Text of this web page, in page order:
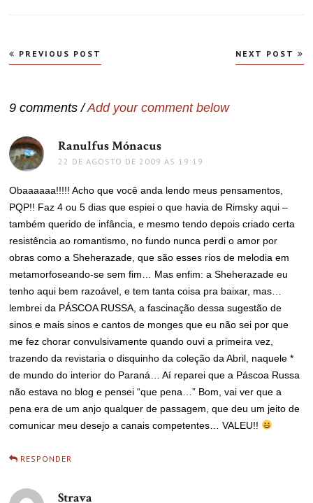
Navegação
de
PREVIOUS POST NEXT POST
9 comments /Add your comment below
Ranulfus Mónacus
22 DE AGOSTO DE 2009 ÀS 19:19
Obaaaaaa!!!!! Acho que você anda lendo meus pensamentos,
PQP!! Faz 4 ou 5 dias que espiei o que havia de Rimsky aqui –
também querido de infância, e mesmo tendo depois criado certa
resistência ao romantismo, no fundo nunca perdi o amor por
obras como a Sheherazade, que são esses rios de melodia em
metamorfoseando-se sem fim… Mas enfim: a Sheherazade eu
tenho aqui bem razoável, e tem tanta coisa pra baixar, mas…
lembrei da PÁSCOA RUSSA, a fascinação dessa sugestão de
sinos e mais sinos e cantos de monges que eu não sei por que
me fez chorar convulsivamente quando ouvi a primeira vez,
trazendo da revistaria o disquinho da coleção da Abril, naquele *
de mundo do interior do Paraná… Aí reparei que a Páscoa Russa
não estava no blog e pensei “que pena…” Bom, vai ver que a
pena era de um anjo qualquer de passagem, que deu um jeito de
comunicar meu desejo a canais competentes… VALEU!!
RESPONDER
Strava